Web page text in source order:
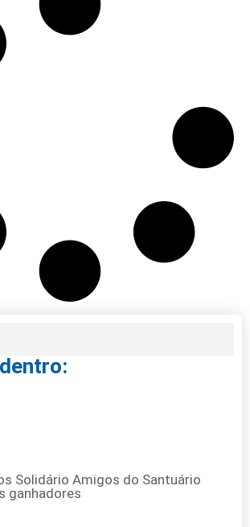
Solidário Amigos do Santuário
ganhadores